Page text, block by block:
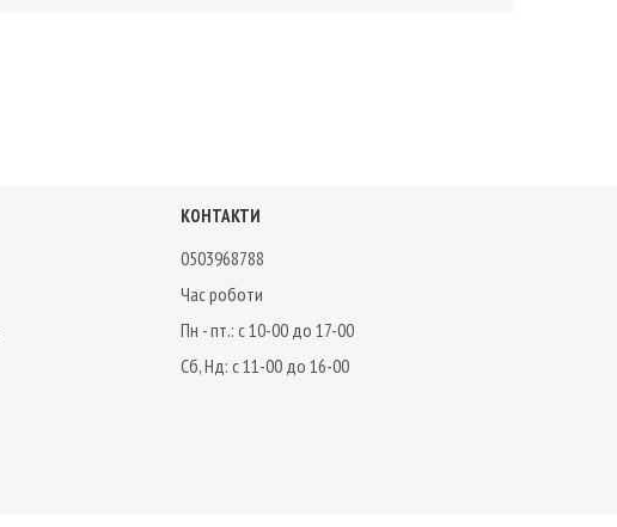
КОНТАКТИ
0503968788
Час роботи
Пн - пт.: с 10-00 до 17-00
Сб, Нд: с 11-00 до 16-00